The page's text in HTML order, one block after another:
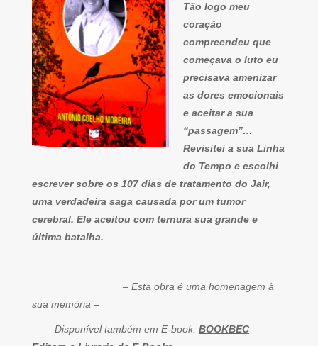
Tão logo meu
coração
compreendeu que
começava o luto eu
precisava amenizar
as dores emocionais
e aceitar a sua
“passagem”…
Revisitei a sua Linha
do Tempo e escolhi
escrever sobre os 107 dias de tratamento do Jair,
uma verdadeira saga causada por um tumor
cerebral. Ele aceitou com ternura sua grande e
última batalha.
– Esta obra é uma homenagem à
sua memória –
Disponível também em E-book: BOOKBEC